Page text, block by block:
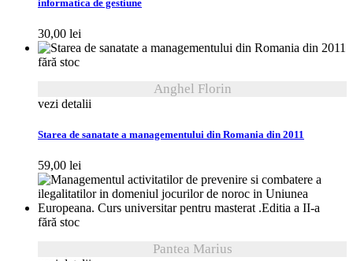
informatica de gestiune
30,00 lei
fără stoc
Anghel Florin
vezi detalii
Starea de sanatate a managementului din Romania din 2011
59,00 lei
fără stoc
Pantea Marius